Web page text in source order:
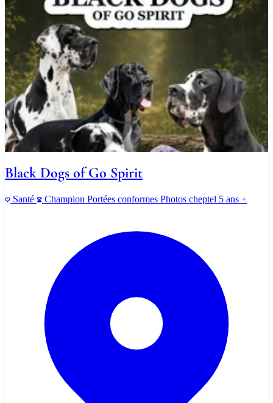
1 portée
Black Dogs of Go Spirit
Santé Champion Portées conformes Photos cheptel 5 ans +